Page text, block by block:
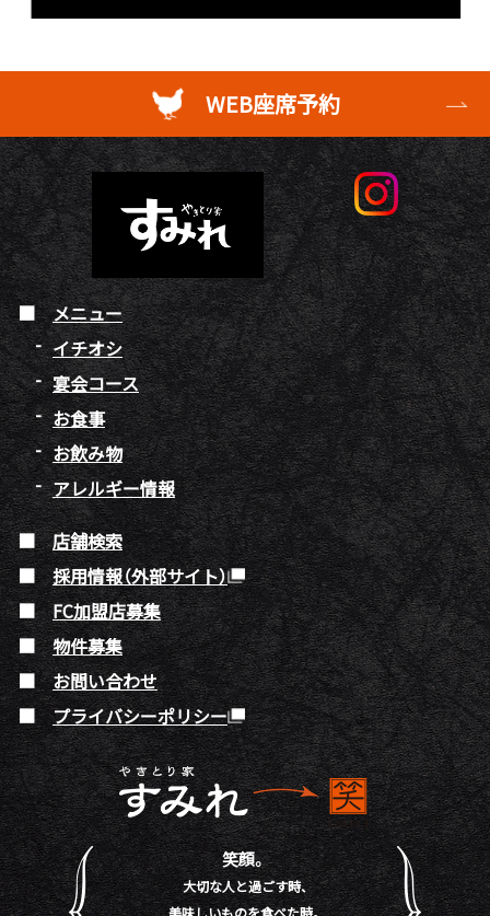
WEB座席予約
メニュー
イチオシ
宴会コース
お食事
お飲み物
アレルギー情報
店舗検索
採用情報（外部サイト）
FC加盟店募集
物件募集
お問い合わせ
プライバシーポリシー
笑顔。
大切な人と過ごす時、
美味しいものを食べた時。